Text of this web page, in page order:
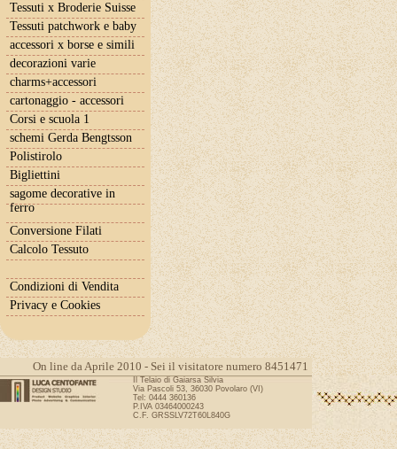
Tessuti x Broderie Suisse
Tessuti patchwork e baby
accessori x borse e simili
decorazioni varie
charms+accessori
cartonaggio - accessori
Corsi e scuola 1
schemi Gerda Bengtsson
Polistirolo
Bigliettini
sagome decorative in
ferro
Conversione Filati
Calcolo Tessuto
Condizioni di Vendita
Privacy e Cookies
On line da Aprile 2010 - Sei il visitatore numero 8451471
Il Telaio di Gaiarsa Silvia
Via Pascoli 53, 36030 Povolaro (VI)
Tel: 0444 360136
P.IVA 03464000243
C.F. GRSSLV72T60L840G